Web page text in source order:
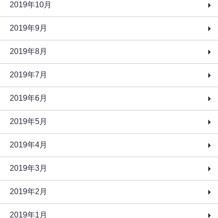
2019年10月
2019年9月
2019年8月
2019年7月
2019年6月
2019年5月
2019年4月
2019年3月
2019年2月
2019年1月